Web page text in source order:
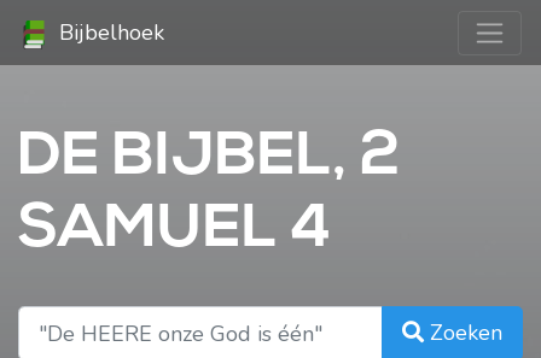
Bijbelhoek
DE BIJBEL, 2
SAMUEL 4
Zoeken